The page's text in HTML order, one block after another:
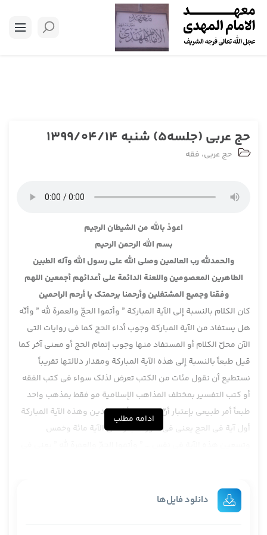
حج عربی (جلسه5) شنبه 1399/04/14
حج عربی، فقه
اعوذ بالله من الشيطان الرجيم
بسم الله الرحمن الرحيم
والحمدلله رب العالمين وصلى الله على رسول الله وآله الطبين
الطاهرين المعصومين واللعنة الدائمة على أعدائهم أجمعين اللهم
وفقنا وجميع المشتغلين وأرحمنا برحمتك يا أرحم الراحمين
كان الكلام بالنسبة إلى الآية المباركة ” وأتموا الحجّ والعمرة لله ” وأنّه
هل يستفاد من الآية المباركة وجوب أداء الحج كما في روايات التي
الآن محلّ الكلام أو المستفاد منها وجوب إتمام الحج أو معنى آخر كما
قيل طبعاً بالنسبة إلى هذه الآية المباركة ومقدار دلالتها تقريباً
نستطيع أن نقول مئات من الكتب تعرض لذلك سواء في كتب الفقه
أو كتب التفسير بمختلف المذاهب الإسلامية مو فقط بمذهب واحد
طبعاً أمر طبيعي بإعتبار أنّ الحج من أركان الدين وهذه الآية المباركة
أول آية في الحج يعني في سورة البقرة في الآية مائة وخمس
على الناس حجّ البيت من إستطاع إليه سبيلاً ” وبعد في سورة
الذاريات ” ففروا إلى الله ” أي حجوا قيل حجوا ، وهلم جرا إن شاء الله
ادامه مطلب
دانلود فایل‌ها